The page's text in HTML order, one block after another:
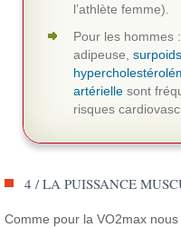
l’athlète femme).
Pour les hommes
adipeuse,surpoids
artérielle sont
risques
4 / LA PUISSANCE
Comme pour la VO2max